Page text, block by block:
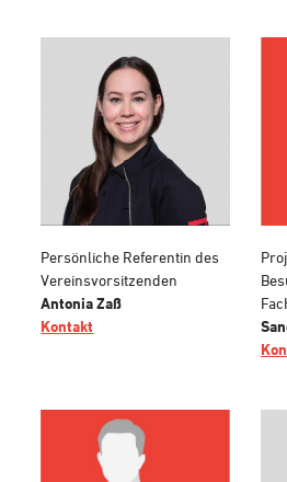
Persönliche Referentin des
Vereinsvorsitzenden
Antonia Zaß
Kontakt